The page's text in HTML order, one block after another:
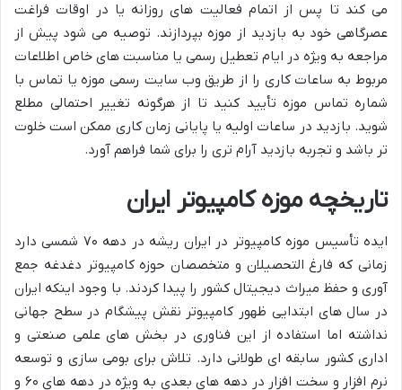
می کند تا پس از اتمام فعالیت های روزانه یا در اوقات فراغت
عصرگاهی خود به بازدید از موزه بپردازند. توصیه می شود پیش از
مراجعه به ویژه در ایام تعطیل رسمی یا مناسبت های خاص اطلاعات
مربوط به ساعات کاری را از طریق وب سایت رسمی موزه یا تماس با
شماره تماس موزه تأیید کنید تا از هرگونه تغییر احتمالی مطلع
شوید. بازدید در ساعات اولیه یا پایانی زمان کاری ممکن است خلوت
تر باشد و تجربه بازدید آرام تری را برای شما فراهم آورد.
تاریخچه موزه کامپیوتر ایران
ایده تأسیس موزه کامپیوتر در ایران ریشه در دهه ۷۰ شمسی دارد
زمانی که فارغ التحصیلان و متخصصان حوزه کامپیوتر دغدغه جمع
آوری و حفظ میراث دیجیتال کشور را پیدا کردند. با وجود اینکه ایران
در سال های ابتدایی ظهور کامپیوتر نقش پیشگام در سطح جهانی
نداشته اما استفاده از این فناوری در بخش های علمی صنعتی و
اداری کشور سابقه ای طولانی دارد. تلاش برای بومی سازی و توسعه
نرم افزار و سخت افزار در دهه های بعدی به ویژه در دهه های ۶۰ و